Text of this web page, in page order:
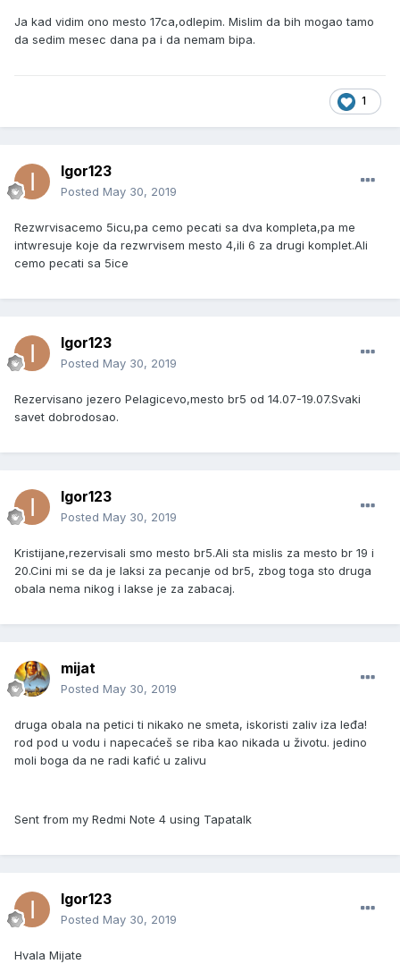
Ja kad vidim ono mesto 17ca,odlepim. Mislim da bih mogao tamo
da sedim mesec dana pa i da nemam bipa.
1
Igor123
Posted May 30, 2019
Rezwrvisacemo 5icu,pa cemo pecati sa dva kompleta,pa me
intwresuje koje da rezwrvisem mesto 4,ili 6 za drugi komplet.Ali
cemo pecati sa 5ice
Igor123
Posted May 30, 2019
Rezervisano jezero Pelagicevo,mesto br5 od 14.07-19.07.Svaki
savet dobrodosao.
Igor123
Posted May 30, 2019
Kristijane,rezervisali smo mesto br5.Ali sta mislis za mesto br 19 i
20.Cini mi se da je laksi za pecanje od br5, zbog toga sto druga
obala nema nikog i lakse je za zabacaj.
mijat
Posted May 30, 2019
druga obala na petici ti nikako ne smeta, iskoristi zaliv iza leđa!
rod pod u vodu i napecaćeš se riba kao nikada u životu. jedino
moli boga da ne radi kafić u zalivu
Sent from my Redmi Note 4 using Tapatalk
Igor123
Posted May 30, 2019
Hvala Mijate